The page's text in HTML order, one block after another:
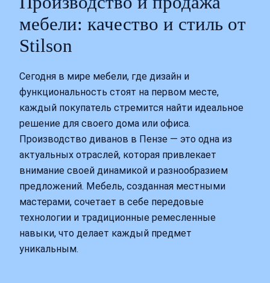
мебели: качество и стиль от
Stilson
Сегодня в мире мебели, где дизайн и
функциональность стоят на первом месте,
каждый покупатель стремится найти идеальное
решение для своего дома или офиса.
Производство диванов в Пензе — это одна из
актуальных отраслей, которая привлекает
внимание своей динамикой и разнообразием
предложений. Мебель, созданная местными
мастерами, сочетает в себе передовые
технологии и традиционные ремесленные
навыки, что делает каждый предмет
уникальным.